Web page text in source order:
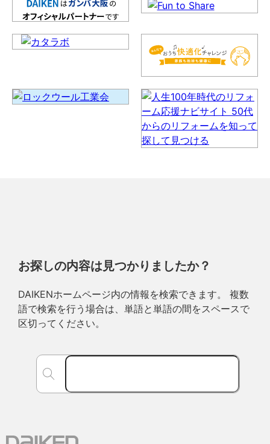
お探しの内容は見つかりましたか？
DAIKENホームページ内の情報を検索できます。 複数
語で検索を行う場合は、単語と単語の間をスペースで
区切ってください。